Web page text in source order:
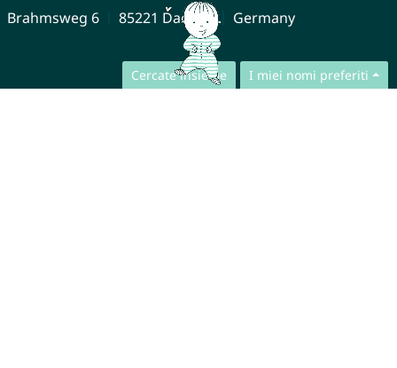
Cercate insieme I miei nomi preferiti
Brahmsweg 6
85221 Dachau Germany